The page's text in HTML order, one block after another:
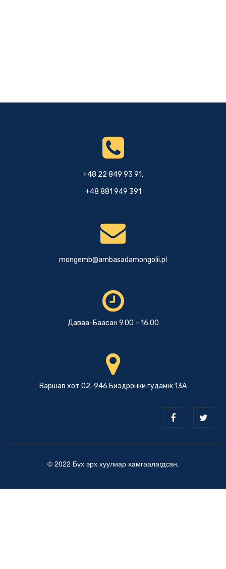
+48 22 849 93 91,
+48 881 949 391
mongemb@ambasadamongolii.pl
Даваа-Баасан 9.00 – 16.00
Варшав хот 02-946 Биэдронки гудамж 13А
© 2022 Бүх эрх хуулиар хамгаалагдсан.